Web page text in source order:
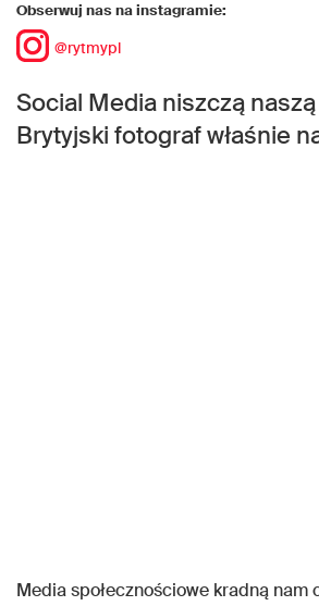
Obserwuj nas na instagramie:
@rytmypl
Social Media niszczą
Brytyjski fotograf właśnie
Media społecznościowe kradną nam